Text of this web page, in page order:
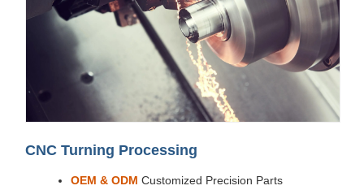
CNC Turning Processing
OEM & ODM Customized Precision Parts